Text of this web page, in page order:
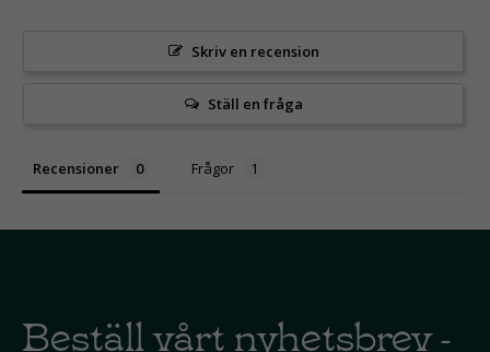
Skriv en recension
Ställ en fråga
Recensioner Frågor
Beställ vårt nyhetsbrev -